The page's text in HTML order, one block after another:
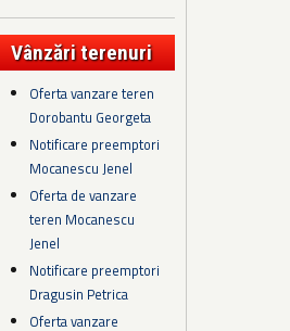
Vânzări terenuri
Oferta vanzare teren
Dorobantu Georgeta
Notificare preemptori
Mocanescu Jenel
Oferta de vanzare
teren Mocanescu
Jenel
Notificare preemptori
Dragusin Petrica
Oferta vanzare